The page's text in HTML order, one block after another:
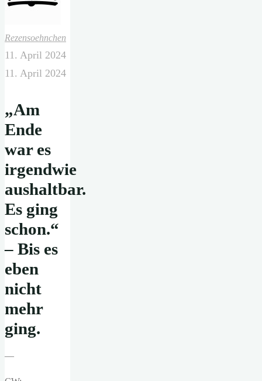
Rezensoehnchen
11. April 2024
11. April 2024
„Am
Ende
war es
irgendwie
aushaltbar.
Es ging
schon.“
– Bis es
eben
nicht
mehr
ging.
—